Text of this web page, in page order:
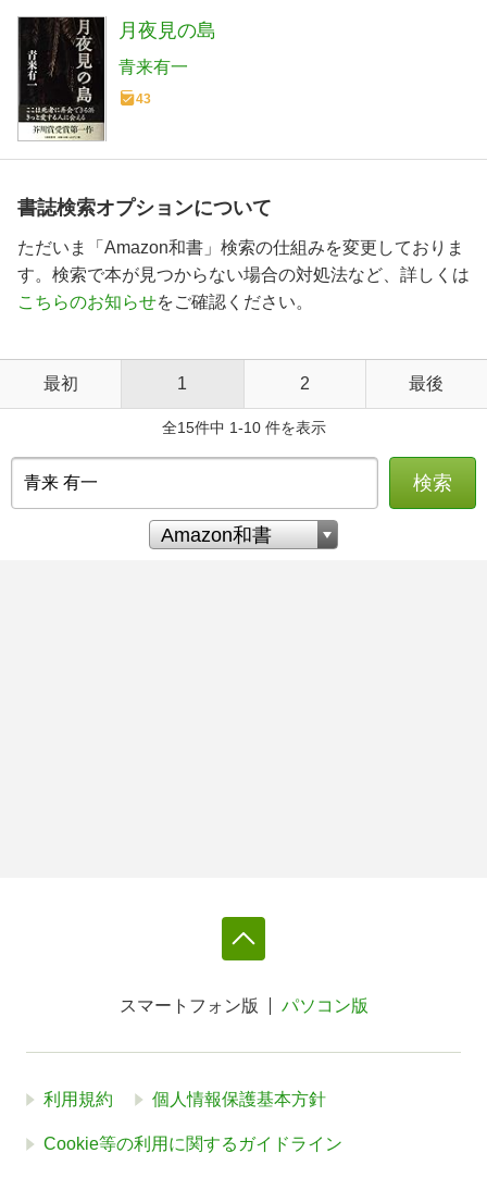
月夜見の島
青来有一
43
書誌検索オプションについて
ただいま「Amazon和書」検索の仕組みを変更しておりま
す。検索で本が見つからない場合の対処法など、詳しくは
こちらのお知らせをご確認ください。
最初 1 2 最後
全15件中 1-10 件を表示
検索
スマートフォン版 パソコン版
利用規約 個人情報保護基本方針
Cookie等の利用に関するガイドライン